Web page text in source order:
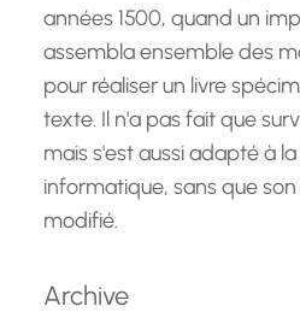
années 1500, quand un
assembla ensemble des
pour réaliser un livre
texte. Il n'a pas fait que
mais s'est aussi adapté à
informatique, sans que
modifié.
Archive